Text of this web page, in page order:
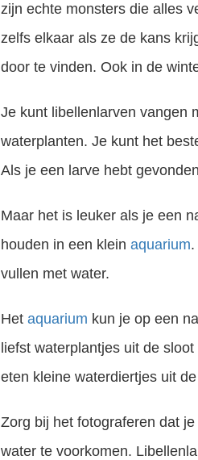
zijn echte monsters die alles
zelfs elkaar als ze de kans
door te vinden. Ook in de
Je kunt libellenlarven vangen
waterplanten. Je kunt het
Als je een larve hebt
Maar het is leuker als je een
houden in een klein aquarium
vullen met water.
Het aquarium kun je op een
liefst waterplantjes uit de
eten kleine waterdiertjes uit
Zorg bij het fotograferen dat
water te voorkomen.